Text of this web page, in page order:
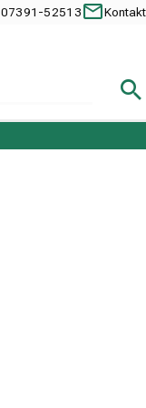
07391-52513 Kontakt